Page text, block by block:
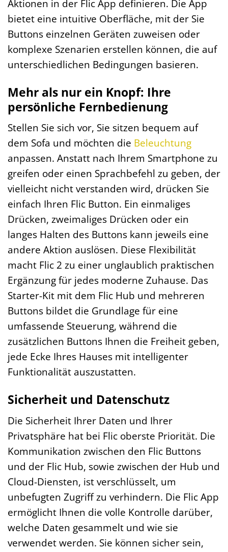
Aktionen in der Flic App definieren. Die App
bietet eine intuitive Oberfläche, mit der Sie
Buttons einzelnen Geräten zuweisen oder
komplexe Szenarien erstellen können, die auf
unterschiedlichen Bedingungen basieren.
Mehr als nur ein Knopf: Ihre
persönliche Fernbedienung
Stellen Sie sich vor, Sie sitzen bequem auf
dem Sofa und möchten die Beleuchtung
anpassen. Anstatt nach Ihrem Smartphone zu
greifen oder einen Sprachbefehl zu geben, der
vielleicht nicht verstanden wird, drücken Sie
einfach Ihren Flic Button. Ein einmaliges
Drücken, zweimaliges Drücken oder ein
langes Halten des Buttons kann jeweils eine
andere Aktion auslösen. Diese Flexibilität
macht Flic 2 zu einer unglaublich praktischen
Ergänzung für jedes moderne Zuhause. Das
Starter-Kit mit dem Flic Hub und mehreren
Buttons bildet die Grundlage für eine
umfassende Steuerung, während die
zusätzlichen Buttons Ihnen die Freiheit geben,
jede Ecke Ihres Hauses mit intelligenter
Funktionalität auszustatten.
Sicherheit und Datenschutz
Die Sicherheit Ihrer Daten und Ihrer
Privatsphäre hat bei Flic oberste Priorität. Die
Kommunikation zwischen den Flic Buttons
und der Flic Hub, sowie zwischen der Hub und
Cloud-Diensten, ist verschlüsselt, um
unbefugten Zugriff zu verhindern. Die Flic App
ermöglicht Ihnen die volle Kontrolle darüber,
welche Daten gesammelt und wie sie
verwendet werden. Sie können sicher sein,